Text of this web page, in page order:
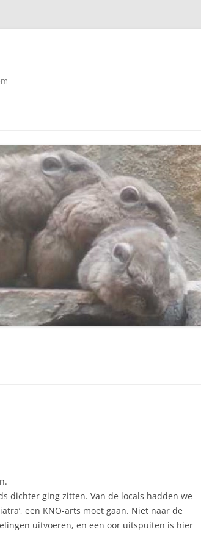
dichter ging zitten. Van de locals hadden we
een KNO-arts moet gaan. Niet naar de
uitvoeren, en een oor uitspuiten is hier